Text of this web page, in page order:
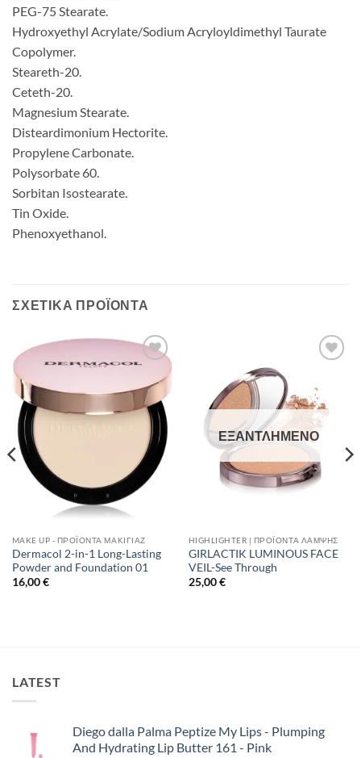
PEG-75 Stearate.
Hydroxyethyl Acrylate/Sodium Acryloyldimethyl Taurate
Copolymer.
Steareth-20.
Ceteth-20.
Magnesium Stearate.
Disteardimonium Hectorite.
Propylene Carbonate.
Polysorbate 60.
Sorbitan Isostearate.
Tin Oxide.
Phenoxyethanol.
ΣΧΕΤΙΚΆ ΠΡΟΪΌΝΤΑ
Wishlist
MAKE UP - ΠΡΟΪΌΝΤΑ ΜΑΚΙΓΙΆΖ
Dermacol 2-in-1 Long-Lasting
Powder and Foundation 01
16,00€
ΕΞΑΝΤΛΗΜΈΝΟ
HIGHLIGHTER | ΠΡΟΪΌΝΤΑ ΛΆΜΨΗΣ
GIRLACTIK LUMINOUS FACE
VEIL-See Through
25,00€
LATEST
Diego dalla Palma Peptize My Lips - Plumping
And Hydrating Lip Butter 161 - Pink